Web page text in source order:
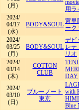
(月)
用ラ
2024/
04/17
(水)
BODY&SOUL 宮里
ーク
2024/
03/25
(月)
BODY&SOUL
デビ
レテ
リオ
2024/
03/14
(木)
COTTON
CLUB
DAY
2024/
03/10
(日)
ブルーノート
東京
with
HIMI
Blue